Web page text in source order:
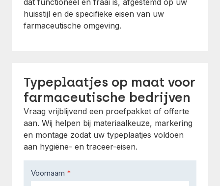
dat functioneel én fraai is, afgestemd op uw
huisstijl en de specifieke eisen van uw
farmaceutische omgeving.
Typeplaatjes op maat voor
farmaceutische bedrijven
Vraag vrijblijvend een proefpakket of offerte
aan. Wij helpen bij materiaalkeuze, markering
en montage zodat uw typeplaatjes voldoen
aan hygiëne- en traceer-eisen.
Contact
Us
Voornaam *